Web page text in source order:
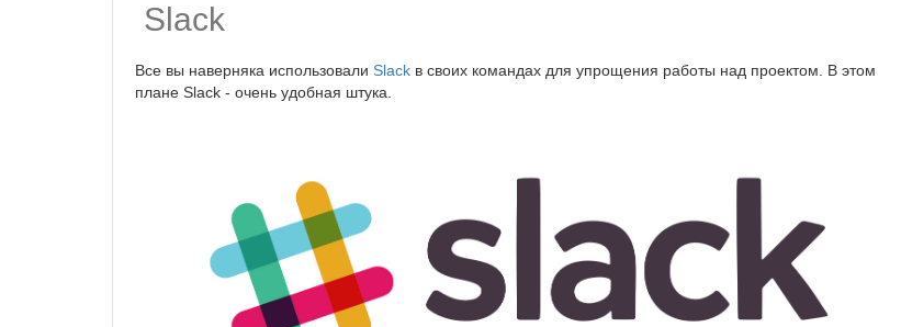
Slack
Все вы наверняка использовали Slack в своих командах для упрощения работы над проектом. В этом
плане Slack - очень удобная штука.